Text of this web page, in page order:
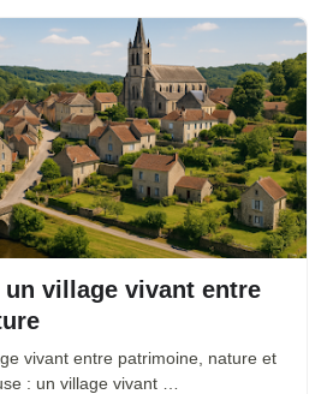
un village vivant entre
vivant entre patrimoine, nature et
: un village vivant …